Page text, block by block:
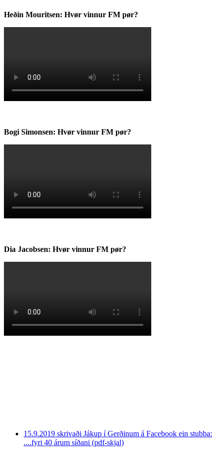
Heðin Mouritsen: Hvør vinnur FM pør?
Bogi Simonsen: Hvør vinnur FM pør?
Dia Jacobsen: Hvør vinnur FM pør?
15.9.2019 skrivaði Jákup í Gerðinum á Facebook ein stubba:
....fyri 40 árum síðani (pdf-skjal)